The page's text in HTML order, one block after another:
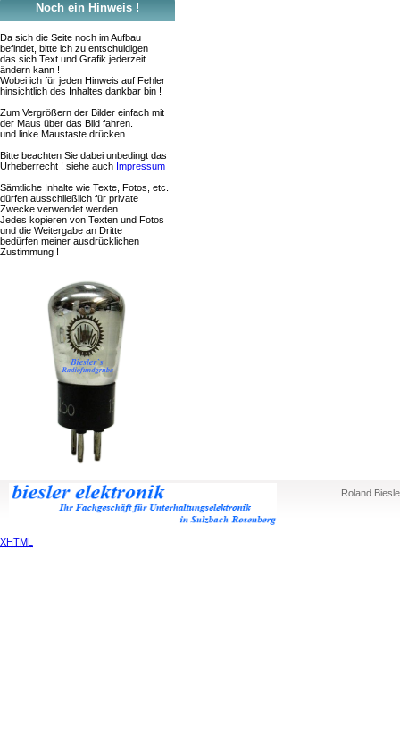
Noch ein Hinweis !
Da sich die Seite noch im Aufbau
befindet, bitte ich zu entschuldigen
das sich Text und Grafik jederzeit
ändern kann !
Wobei ich für jeden Hinweis auf Fehler
hinsichtlich des Inhaltes dankbar bin !
Zum Vergrößern der Bilder einfach mit
der Maus über das Bild fahren.
und linke Maustaste drücken.
Bitte beachten Sie dabei unbedingt das
Urheberrecht ! siehe auch Impressum
Sämtliche Inhalte wie Texte, Fotos, etc.
dürfen ausschließlich für private
Zwecke verwendet werden.
Jedes kopieren von Texten und Fotos
und die Weitergabe an Dritte
bedürfen meiner ausdrücklichen
Zustimmung !
Roland
XHTML